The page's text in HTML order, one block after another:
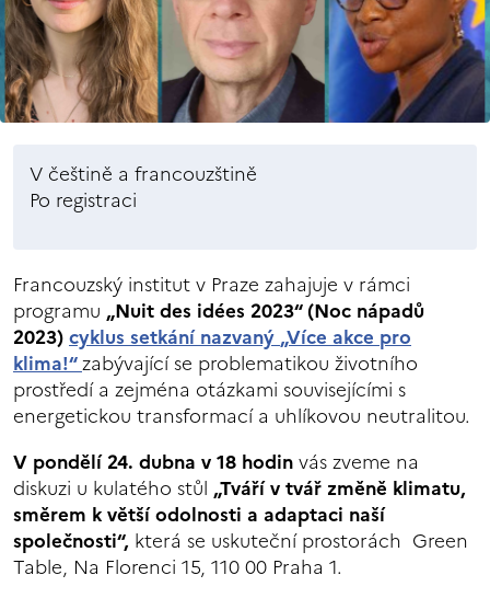
V češtině a francouzštině
Po registraci
Francouzský institut v Praze zahajuje v rámci
programu „Nuit des idées 2023“ (Noc nápadů
2023)cyklus setkání nazvaný„Více akce pro
klima!“zabývající se problematikou životního
prostředí a zejména otázkami souvisejícími s
energetickou transformací a uhlíkovou neutralitou.
V pondělí 24. dubna v 18 hodinvás zveme na
diskuzi u kulatého stůl „Tváří v tvář změně klimatu,
směrem k větší odolnosti a adaptaci naší
společnosti“, která se uskuteční prostorách Green
Table, Na Florenci 15, 110 00 Praha 1.